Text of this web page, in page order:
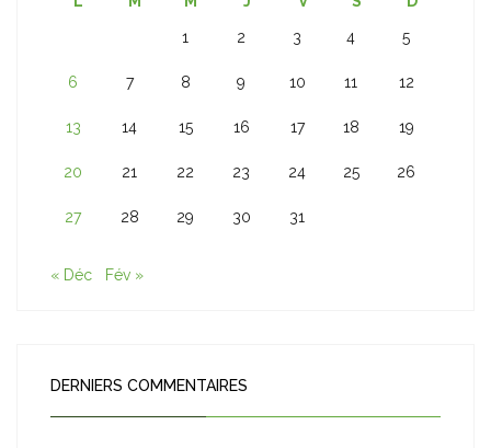
1 2 3 4 5
6 7 8 9 10 11 12
13 14 15 16 17 18 19
20 21 22 23 24 25 26
27 28 29 30 31
« Déc Fév »
DERNIERS COMMENTAIRES